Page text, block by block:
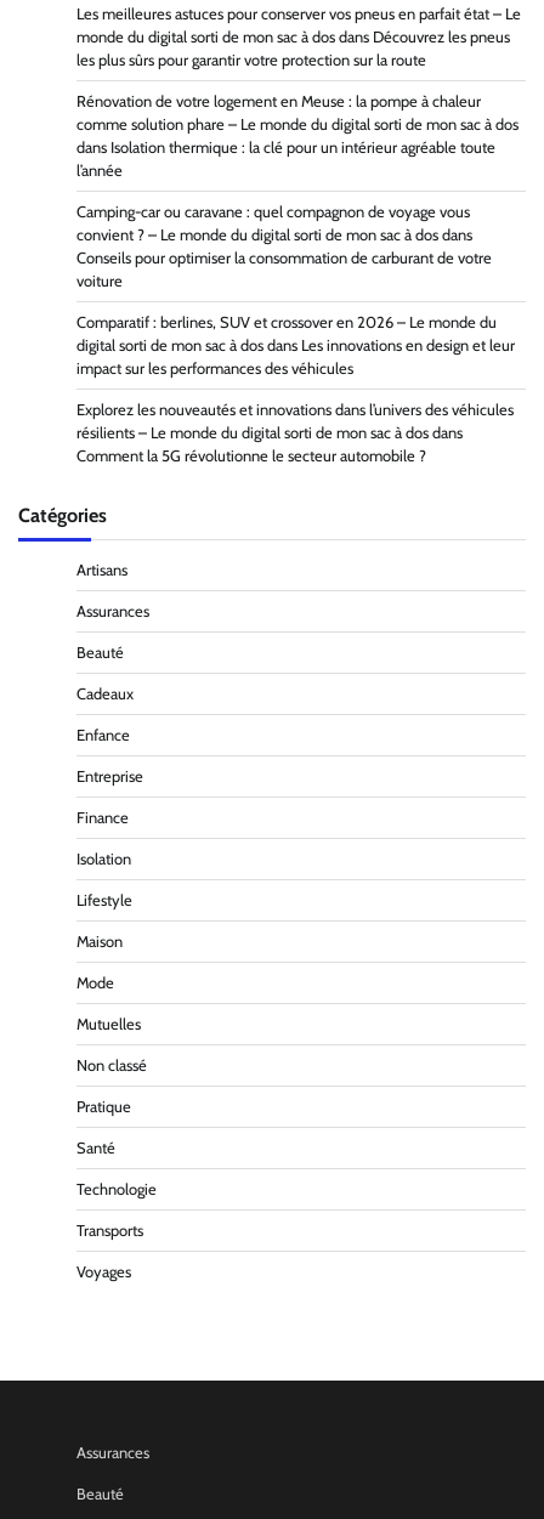
Les meilleures astuces pour conserver vos pneus en parfait état – Le
monde du digital sorti de mon sac à dos dans Découvrez les pneus
les plus sûrs pour garantir votre protection sur la route
Rénovation de votre logement en Meuse : la pompe à chaleur
comme solution phare – Le monde du digital sorti de mon sac à dos
dans Isolation thermique : la clé pour un intérieur agréable toute
l’année
Camping-car ou caravane : quel compagnon de voyage vous
convient ? – Le monde du digital sorti de mon sac à dos dans
Conseils pour optimiser la consommation de carburant de votre
voiture
Comparatif : berlines, SUV et crossover en 2026 – Le monde du
digital sorti de mon sac à dos dans Les innovations en design et leur
impact sur les performances des véhicules
Explorez les nouveautés et innovations dans l’univers des véhicules
résilients – Le monde du digital sorti de mon sac à dos dans
Comment la 5G révolutionne le secteur automobile ?
Catégories
Artisans
Assurances
Beauté
Cadeaux
Enfance
Entreprise
Finance
Isolation
Lifestyle
Maison
Mode
Mutuelles
Non classé
Pratique
Santé
Technologie
Transports
Voyages
Assurances
Beauté